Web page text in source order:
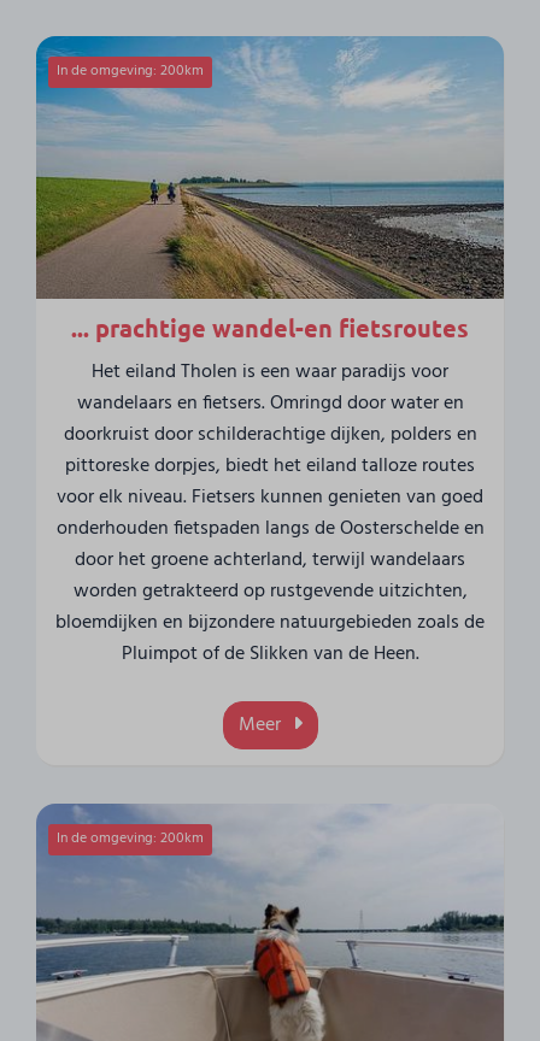
In de omgeving: 200km
... prachtige wandel-en fietsroutes
Het eiland Tholen is een waar paradijs voor
wandelaars en fietsers. Omringd door water en
doorkruist door schilderachtige dijken, polders en
pittoreske dorpjes, biedt het eiland talloze routes
voor elk niveau. Fietsers kunnen genieten van goed
onderhouden fietspaden langs de Oosterschelde en
door het groene achterland, terwijl wandelaars
worden getrakteerd op rustgevende uitzichten,
bloemdijken en bijzondere natuurgebieden zoals de
Pluimpot of de Slikken van de Heen.
Meer
In de omgeving: 200km